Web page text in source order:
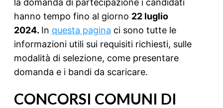
la domanda di partecipazione i candidati
hanno tempo fino al giorno 22 luglio
2024. In questa pagina ci sono tutte le
informazioni utili sui requisiti richiesti, sulle
modalità di selezione, come presentare
domanda e i bandi da scaricare.
CONCORSI COMUNI DI